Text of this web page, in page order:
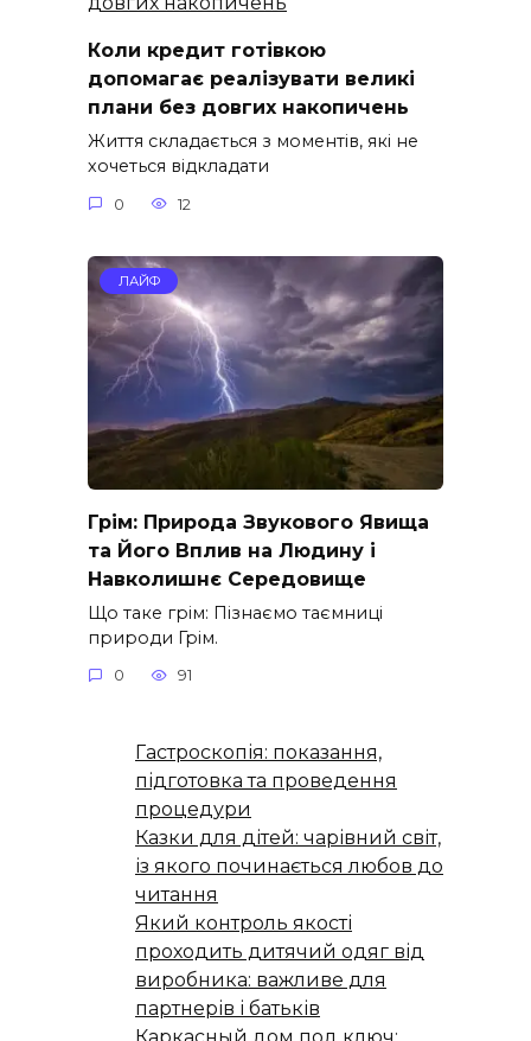
Коли кредит готівкою
допомагає реалізувати великі
плани без довгих накопичень
Життя складається з моментів, які не
хочеться відкладати
0 12
ЛАЙФ
Грім: Природа Звукового Явища
та Його Вплив на Людину і
Навколишнє Середовище
Що таке грім: Пізнаємо таємниці
природи Грім.
0 91
Гастроскопія: показання,
підготовка та проведення
процедури
Казки для дітей: чарівний світ,
із якого починається любов до
читання
Який контроль якості
проходить дитячий одяг від
виробника: важливе для
партнерів і батьків